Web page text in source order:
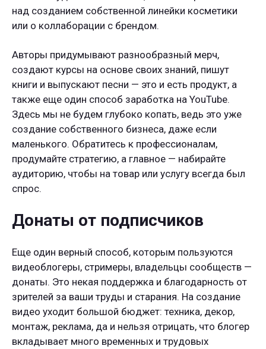
над созданием собственной линейки косметики
или о коллаборации с брендом.
Авторы придумывают разнообразный мерч,
создают курсы на основе своих знаний, пишут
книги и выпускают песни — это и есть продукт, а
также еще один способ заработка на YouTube.
Здесь мы не будем глубоко копать, ведь это уже
создание собственного бизнеса, даже если
маленького. Обратитесь к профессионалам,
продумайте стратегию, а главное — набирайте
аудиторию, чтобы на товар или услугу всегда был
спрос.
Донаты от подписчиков
Еще один верный способ, которым пользуются
видеоблогеры, стримеры, владельцы сообществ —
донаты. Это некая поддержка и благодарность от
зрителей за ваши труды и старания. На создание
видео уходит большой бюджет: техника, декор,
монтаж, реклама, да и нельзя отрицать, что блогер
вкладывает много временных и трудовых